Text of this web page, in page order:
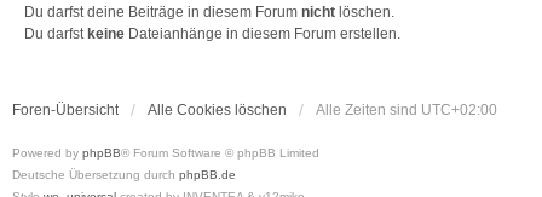
Du darfst deine Beiträge in diesem Forum nicht löschen.
Du darfst keine Dateianhänge in diesem Forum erstellen.
Foren-Übersicht Alle Cookies löschen Alle Zeiten sind UTC+02:00
Powered by phpBB® Forum Software © phpBB Limited
Deutsche Übersetzung durch phpBB.de